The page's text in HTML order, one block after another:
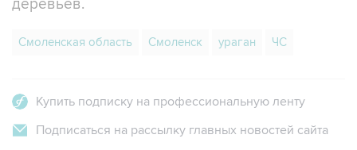
Смоленская область
Подписаться на рассылку главных новостей сайта
Получать оперативные новости в официальном
канале